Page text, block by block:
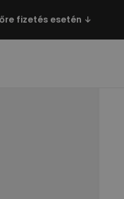
fizetés esetén ↓